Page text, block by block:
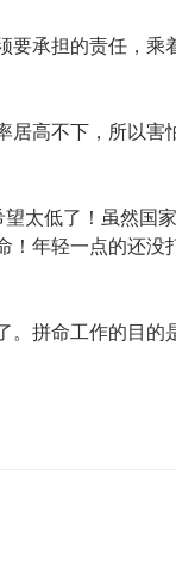
要承担的责任，乘
高不下，所以害
太低了！虽然国
！年轻一点的还没
拼命工作的目的